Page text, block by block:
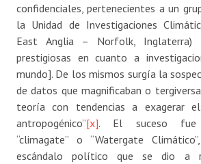
confidenciales, pertenecientes a un
la Unidad de Investigaciones
East Anglia – Norfolk,
prestigiosas en cuanto a
mundo]. De los mismos surgía la
de datos que magnificaban o
teoría con tendencias a exagerar
antropogénico”[x]. El suceso fue
“climagate” o “Watergate
escándalo político que se dio a